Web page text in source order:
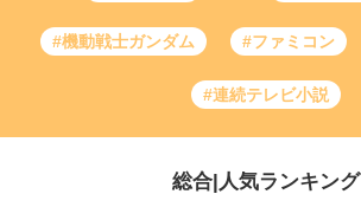
#機動戦士ガンダム #ファミコン
#連続テレビ小説
総合 人気ランキング